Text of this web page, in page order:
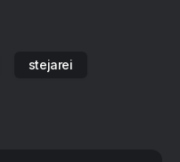
stejarei